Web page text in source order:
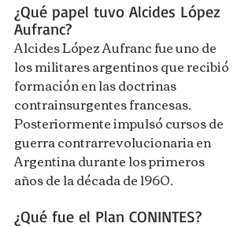
¿Qué papel tuvo Alcides López
Aufranc?
Alcides López Aufranc fue uno de
los militares argentinos que recibió
formación en las doctrinas
contrainsurgentes francesas.
Posteriormente impulsó cursos de
guerra contrarrevolucionaria en
Argentina durante los primeros
años de la década de 1960.
¿Qué fue el Plan CONINTES?